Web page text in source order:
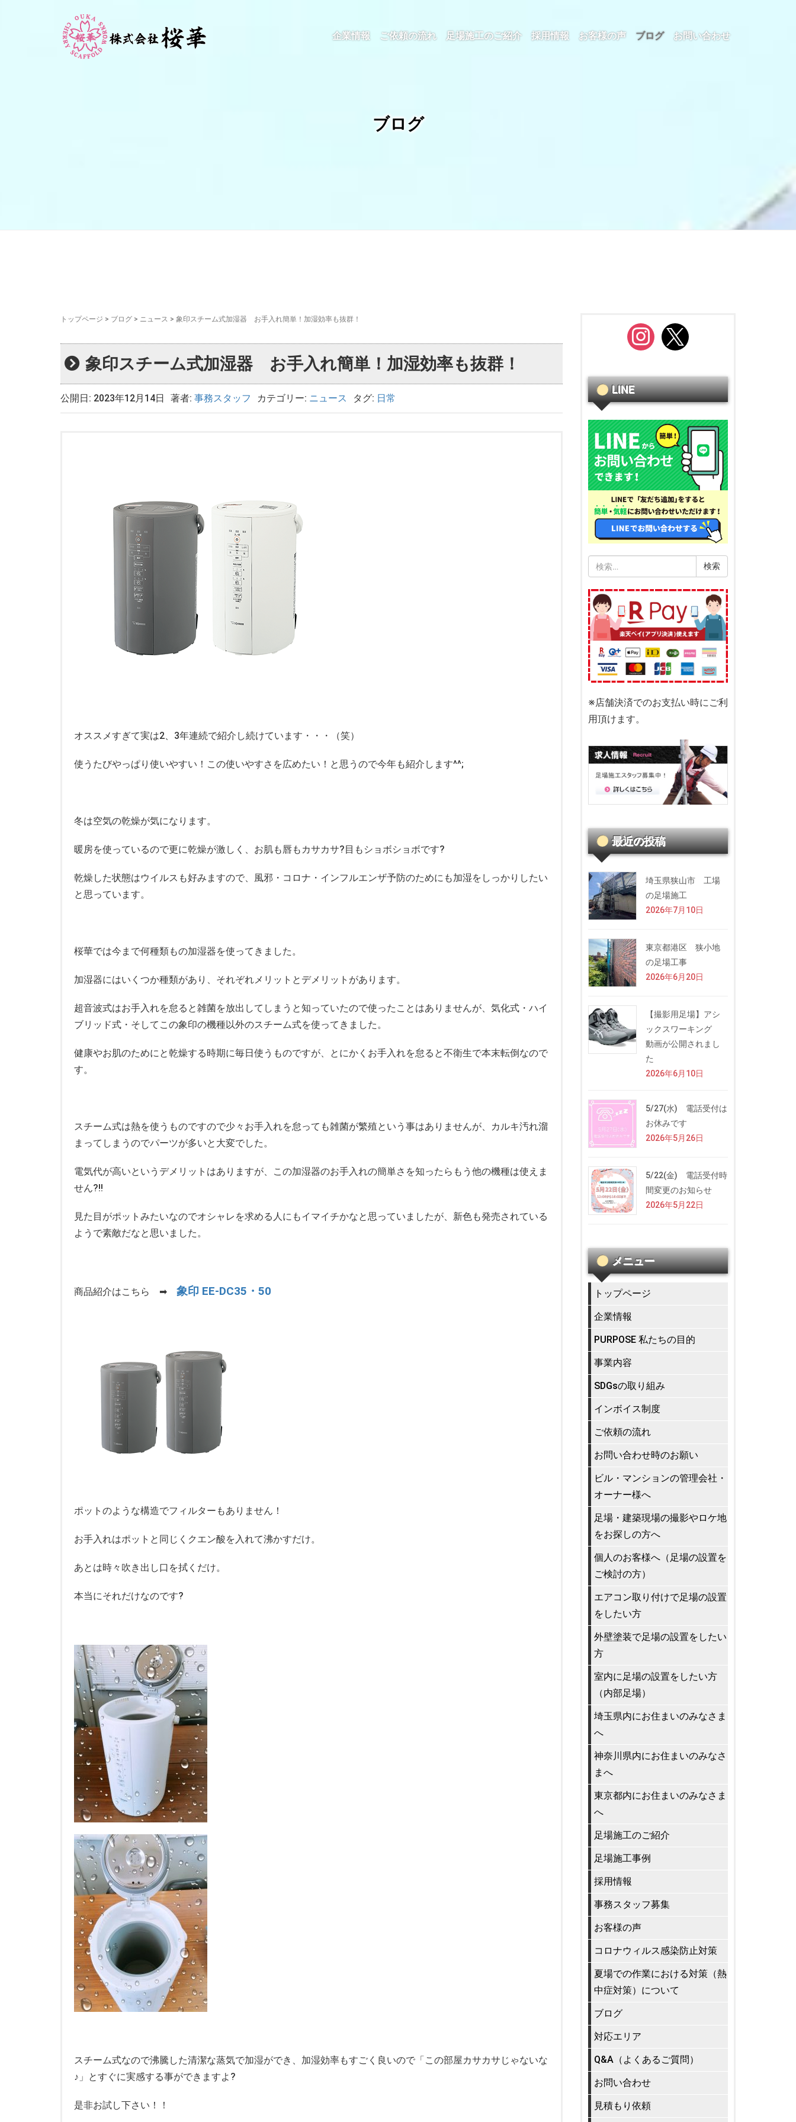
企業情報 ご依頼の流れ 足場施工のご紹介 採用情報 お客様の声 ブログ お問い合わせ
ブログ
トップページ > ブログ > ニュース > 象印スチーム式加湿器 お手入れ簡単！加湿効率も抜群！
象印スチーム式加湿器 お手入れ簡単！加湿効率も抜群！
公開日: 2023年12月14日 著者: 事務スタッフ カテゴリー: ニュース タグ: 日常
オススメすぎて実は2、3年連続で紹介し続けています・・・（笑）
使うたびやっぱり使いやすい！この使いやすさを広めたい！と思うので今年も紹介します^^;
冬は空気の乾燥が気になります。
暖房を使っているので更に乾燥が激しく、お肌も唇もカサカサ?目もショボショボです?
乾燥した状態はウイルスも好みますので、風邪・コロナ・インフルエンザ予防のためにも加湿をしっかりしたい
と思っています。
桜華では今まで何種類もの加湿器を使ってきました。
加湿器にはいくつか種類があり、それぞれメリットとデメリットがあります。
超音波式はお手入れを怠ると雑菌を放出してしまうと知っていたので使ったことはありませんが、気化式・ハイ
ブリッド式・そしてこの象印の機種以外のスチーム式を使ってきました。
健康やお肌のためにと乾燥する時期に毎日使うものですが、とにかくお手入れを怠ると不衛生で本末転倒なので
す。
スチーム式は熱を使うものですので少々お手入れを怠っても雑菌が繁殖という事はありませんが、カルキ汚れ溜
まってしまうのでパーツが多いと大変でした。
電気代が高いというデメリットはありますが、この加湿器のお手入れの簡単さを知ったらもう他の機種は使えま
せん?!!
見た目がポットみたいなのでオシャレを求める人にもイマイチかなと思っていましたが、新色も発売されている
ようで素敵だなと思いました。
商品紹介はこちら ➡ 象印 EE-DC35・50
ポットのような構造でフィルターもありません！
お手入れはポットと同じくクエン酸を入れて沸かすだけ。
あとは時々吹き出し口を拭くだけ。
本当にそれだけなのです?
スチーム式なので沸騰した清潔な蒸気で加湿ができ、加湿効率もすごく良いので「この部屋カサカサじゃないな
♪」とすぐに実感する事ができますよ?
是非お試し下さい！！
instagram
x
LINE
索:
※店舗決済でのお支払い時にご利
用頂けます。
最近の投稿
埼玉県狭山市 工場
の足場施工
2026年7月10日
東京都港区 狭小地
の足場工事
2026年6月20日
【撮影用足場】アシ
ックスワーキング
動画が公開されまし
た
2026年6月10日
5/27(水) 電話受付は
お休みです
2026年5月26日
5/22(金) 電話受付時
間変更のお知らせ
2026年5月22日
メニュー
トップページ
企業情報
PURPOSE 私たちの目的
事業内容
SDGsの取り組み
インボイス制度
ご依頼の流れ
お問い合わせ時のお願い
ビル・マンションの管理会社・
オーナー様へ
足場・建築現場の撮影やロケ地
をお探しの方へ
個人のお客様へ（足場の設置を
ご検討の方）
エアコン取り付けで足場の設置
をしたい方
外壁塗装で足場の設置をしたい
方
室内に足場の設置をしたい方
（内部足場）
埼玉県内にお住まいのみなさま
へ
神奈川県内にお住まいのみなさ
まへ
東京都内にお住まいのみなさま
へ
足場施工のご紹介
足場施工事例
採用情報
事務スタッフ募集
お客様の声
コロナウィルス感染防止対策
夏場での作業における対策（熱
中症対策）について
ブログ
対応エリア
Q&A（よくあるご質問）
お問い合わせ
見積もり依頼